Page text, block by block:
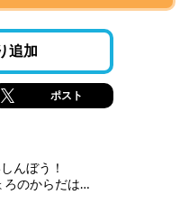
追加
ポスト
んぼう！
ろのからだは…